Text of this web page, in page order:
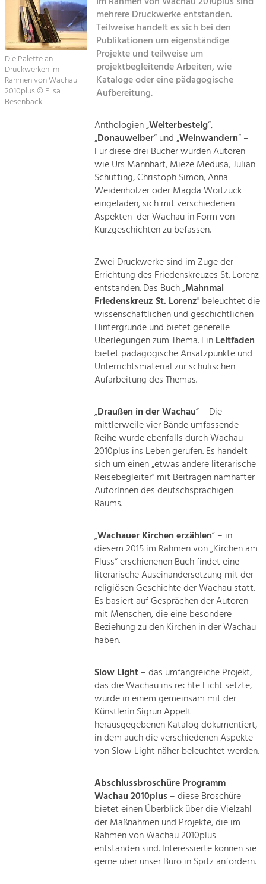
Kirchen am Fluss
Suche
Impressum
Kontakt
Tourismus
Angebotsentwicklung und
Positionierung.
Kunst & Kultur
Handwerk, Wissenschaft und Forschung.
Soziales, Bildung &
Gleichberechtigung, Jugend und
Mobilität & Energie
Klimawandel, öffentlicher Verkehr und
erneuerbare Energie
Die Palette an
Druckwerken im
Rahmen von Wachau
2010plus © Elisa
Besenbäck
mehrere Druckwerke entstanden.
Teilweise handelt es sich bei den
Publikationen um eigenständige
Projekte und teilweise um
projektbegleitende Arbeiten, wie
Kataloge oder eine pädagogische
Aufbereitung.
Anthologien „Welterbesteig“,
„Donauweiber“ und „Weinwandern“ –
Für diese drei Bücher wurden Autoren
wie Urs Mannhart, Mieze Medusa, Julian
Schutting, Christoph Simon, Anna
Weidenholzer oder Magda Woitzuck
eingeladen, sich mit verschiedenen
Aspekten der Wachau in Form von
Kurzgeschichten zu befassen.
Zwei Druckwerke sind im Zuge der
Errichtung des Friedenskreuzes St. Lorenz
entstanden. Das Buch „Mahnmal
Friedenskreuz St. Lorenz" beleuchtet die
wissenschaftlichen und geschichtlichen
Hintergründe und bietet generelle
Überlegungen zum Thema. EinLeitfaden
bietet pädagogische Ansatzpunkte und
Unterrichtsmaterial zur schulischen
Aufarbeitung des Themas.
„Draußen in der Wachau“ – Die
mittlerweile vier Bände umfassende
Reihe wurde ebenfalls durch Wachau
2010plus ins Leben gerufen. Es handelt
sich um einen „etwas andere literarische
Reisebegleiter" mit Beiträgen namhafter
AutorInnen des deutschsprachigen
Raums.
„Wachauer Kirchen erzählen“ – in
diesem 2015 im Rahmen von „Kirchen am
Fluss“ erschienenen Buch findet eine
literarische Auseinandersetzung mit der
religiösen Geschichte der Wachau statt.
Es basiert auf Gesprächen der Autoren
mit Menschen, die eine besondere
Beziehung zu den Kirchen in der Wachau
haben.
Slow Light– das umfangreiche Projekt,
das die Wachau ins rechte Licht setzte,
wurde in einem gemeinsam mit der
Künstlerin Sigrun Appelt
herausgegebenen Katalog dokumentiert,
in dem auch die verschiedenen Aspekte
von Slow Light näher beleuchtet werden.
Abschlussbroschüre Programm
Wachau 2010plus– diese Broschüre
bietet einen Überblick über die Vielzahl
der Maßnahmen und Projekte, die im
Rahmen von Wachau 2010plus
entstanden sind. Interessierte können sie
gerne über unser Büro in Spitz anfordern.